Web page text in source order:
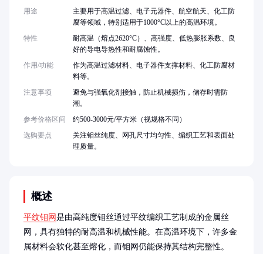
概述
平纹钼网 是由高纯度钼丝通过平纹编织工艺制成的金属丝
网，具有独特的耐高温和机械性能。在高温环境下，许多金
属材料会软化甚至熔化，而钼网仍能保持其结构完整性。
用途
主要用于高温过滤、电子元器件、航空航天、化工防
腐等领域，特别适用于1000°C以上的高温环境。
特性
耐高温（熔点2620°C）、高强度、低热膨胀系数、良
好的导电导热性和耐腐蚀性。
作用/功能
作为高温过滤材料、电子器件支撑材料、化工防腐材
料等。
注意事项
避免与强氧化剂接触，防止机械损伤，储存时需防
潮。
参考价格区间
约500-3000元/平方米（视规格不同）
选购要点
关注钼丝纯度、网孔尺寸均匀性、编织工艺和表面处
理质量。